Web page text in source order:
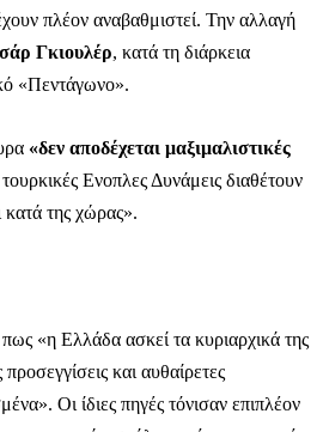
πλέον αναβαθμιστεί. Την αλλαγή
Γκιουλέρ, κατά τη διάρκεια
«Πεντάγωνο».
«δεν αποδέχεται μαξιμαλιστικές
Ενοπλες Δυνάμεις διαθέτουν
κατά της χώρας».
«η Ελλάδα ασκεί τα κυριαρχικά της
και αυθαίρετες
Οι ίδιες πηγές τόνισαν επιπλέον